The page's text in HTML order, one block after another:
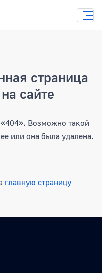
страница
сайте
Возможно такой
или она была удалена.
главную страницу